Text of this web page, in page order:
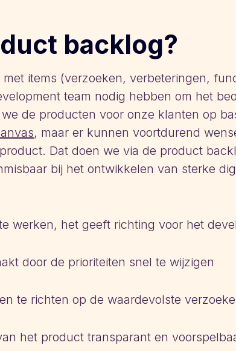
backlog?
items (verzoeken, verbeteringen,
team nodig hebben om het
de producten voor onze klanten op
, maar er kunnen voortdurend
Dat doen we via de product
bij het ontwikkelen van sterke
werken, het geeft richting voor het
door de prioriteiten snel te wijzigen
te richten op de waardevolste
het product transparant en